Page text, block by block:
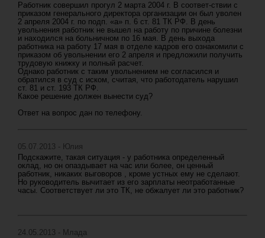
Работник совершил прогул 2 марта 2004 г. В соответ-ствии с
приказом генерального директора организации он был уволен
2 апреля 2004 г. по подп. «а» п. 6 ст. 81 ТК РФ. В день
увольнения работник не вышел на работу по причине болезни
и находился на больничном по 16 мая. В день выхода
работника на работу 17 мая в отделе кадров его ознакомили с
приказом об увольнении его 2 апреля и предложили получить
трудовую книжку и полный расчет.
Однако работник с таким увольнением не согласился и
обратился в суд с иском, считая, что работодатель нарушил
ст. 81 и ст. 193 ТК РФ.
Какое решение должен вынести суд?
Ответ на вопрос дан по телефону.
05.07.2013 - Юлия
Подскажите, такая ситуация - у работника определенный
оклад, но он опаздывает на час или более, он ценный
работник, никаких выговоров , кроме устных ему не сделают.
Но руководитель вычитает из его зарплаты неотработанные
часы. Соответствует ли это ТК, не обжалует ли это работник?
24.05.2013 - Млада